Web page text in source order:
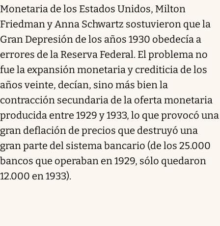
Monetaria de los Estados Unidos, Milton
Friedman y Anna Schwartz sostuvieron que la
Gran Depresión de los años 1930 obedecía a
errores de la Reserva Federal. El problema no
fue la expansión monetaria y crediticia de los
años veinte, decían, sino más bien la
contracción secundaria de la oferta monetaria
producida entre 1929 y 1933, lo que provocó una
gran deflación de precios que destruyó una
gran parte del sistema bancario (de los 25.000
bancos que operaban en 1929, sólo quedaron
12.000 en 1933).